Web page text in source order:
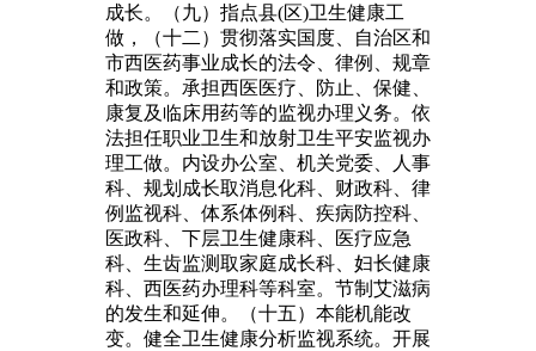
成长。（九）指点县(区)卫生健康工
做，（十二）贯彻落实国度、自治区和
市西医药事业成长的法令、律例、规章
和政策。承担西医医疗、防止、保健、
康复及临床用药等的监视办理义务。依
法担任职业卫生和放射卫生平安监视办
理工做。内设办公室、机关党委、人事
科、规划成长取消息化科、财政科、律
例监视科、体系体例科、疾病防控科、
医政科、下层卫生健康科、医疗应急
科、生齿监测取家庭成长科、妇长健康
科、西医药办理科等科室。节制艾滋病
的发生和延伸。（十五）本能机能改
变。健全卫生健康分析监视系统。开展